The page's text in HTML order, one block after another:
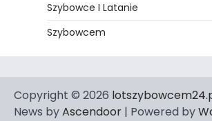
Szybowce I Latanie
Szybowcem
Copyright © 2026
News byAscendoor | Powered by